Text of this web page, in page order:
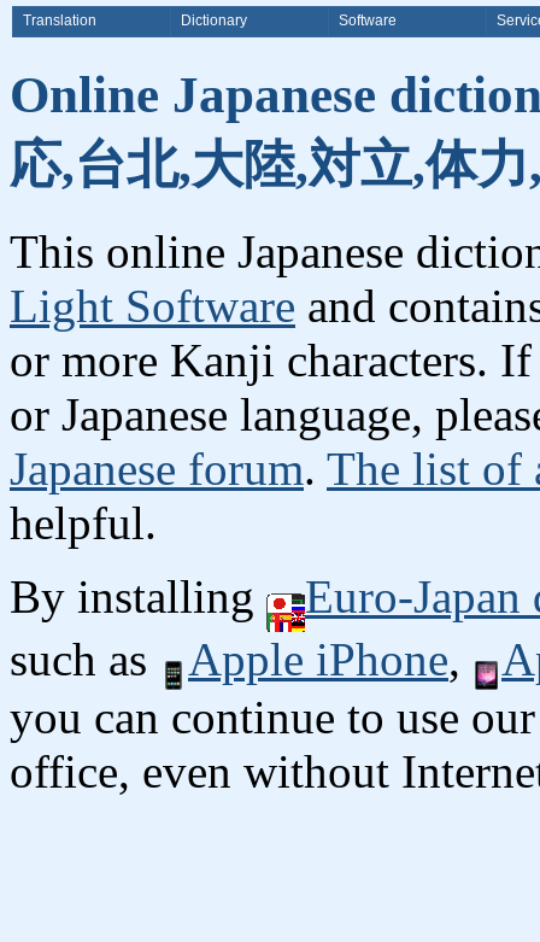
Translation Dictionary Software
Online Japanese
応,台北,大陸,対立,体
This online Japanese
Light Software and
or more Kanji characters.
or Japanese language,
Japanese forum. The list of
helpful.
By installing
Euro-
such as
Apple iPhone,
you can continue to use
office, even without